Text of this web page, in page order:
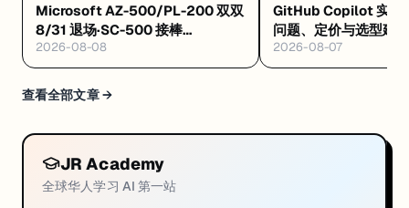
Microsoft AZ-500/PL-200 双双
8/31 退场·SC-500 接棒
·Databricks GenAI 工程认证解析
·Google GEAR 免费 AI 课
2026-08-08
GitHub Copilot 实战
问题、定价与选型建议
2026-08-07
查看全部文章 →
JR Academy
全球华人学习 AI 第一站